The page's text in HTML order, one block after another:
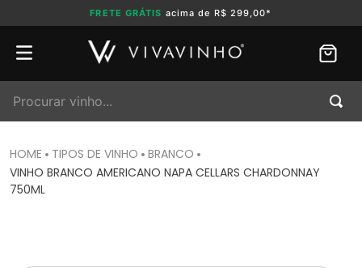
FRETE GRÁTIS acima de R$ 299,00*
TIPOS DE VINHO
BRANCO
VINHO BRANCO AMERICANO NAPA CELLARS CHARDONNAY
750ML